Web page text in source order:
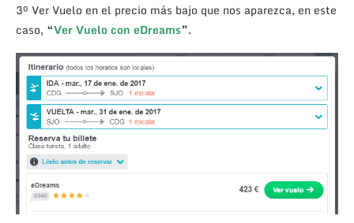
3º Ver Vuelo en el precio más bajo que nos aparezca, en este
caso, “Ver Vuelo con eDreams”.